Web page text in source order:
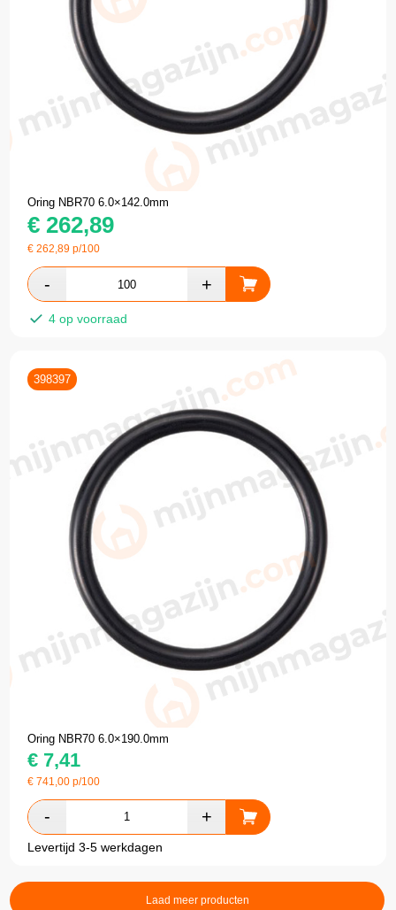
Oring NBR70 6.0×142.0mm
€ 262,89
€262,89 p/100
4 op voorraad
398397
Oring NBR70 6.0×190.0mm
€ 7,41
€741,00 p/100
Levertijd 3-5 werkdagen
Laad meer producten